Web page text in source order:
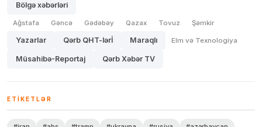
Bölgə xəbərləri
Ağstafa Gəncə Gədəbəy Qazax Tovuz Şəmkir
Yazarlar Qərb QHT-lərİ Maraqlı Elm və Texnologiya
Müsahibə-Reportaj Qərb Xəbər TV
ETIKETLƏR